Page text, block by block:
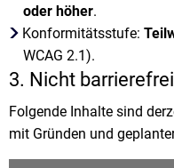
oder höher.
Konformitätsstufe:
WCAG 2.1).
3. Nicht
Folgende Inhalte sind
mit Gründen und